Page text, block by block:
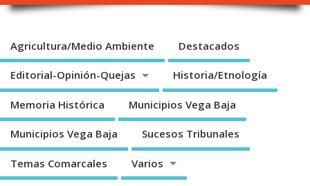
Agricultura/Medio Ambiente Destacados
Editorial-Opinión-Quejas Historia/Etnología
Memoria Histórica Municipios Vega Baja
Municipios Vega Baja Sucesos Tribunales
Temas Comarcales Varios